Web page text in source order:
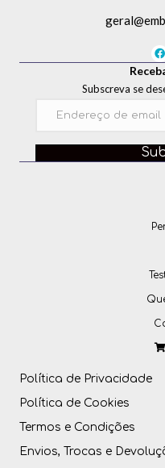
Subscreva se
Política de Privacidade
Política de Cookies
Termos e Condições
Envios, Trocas e